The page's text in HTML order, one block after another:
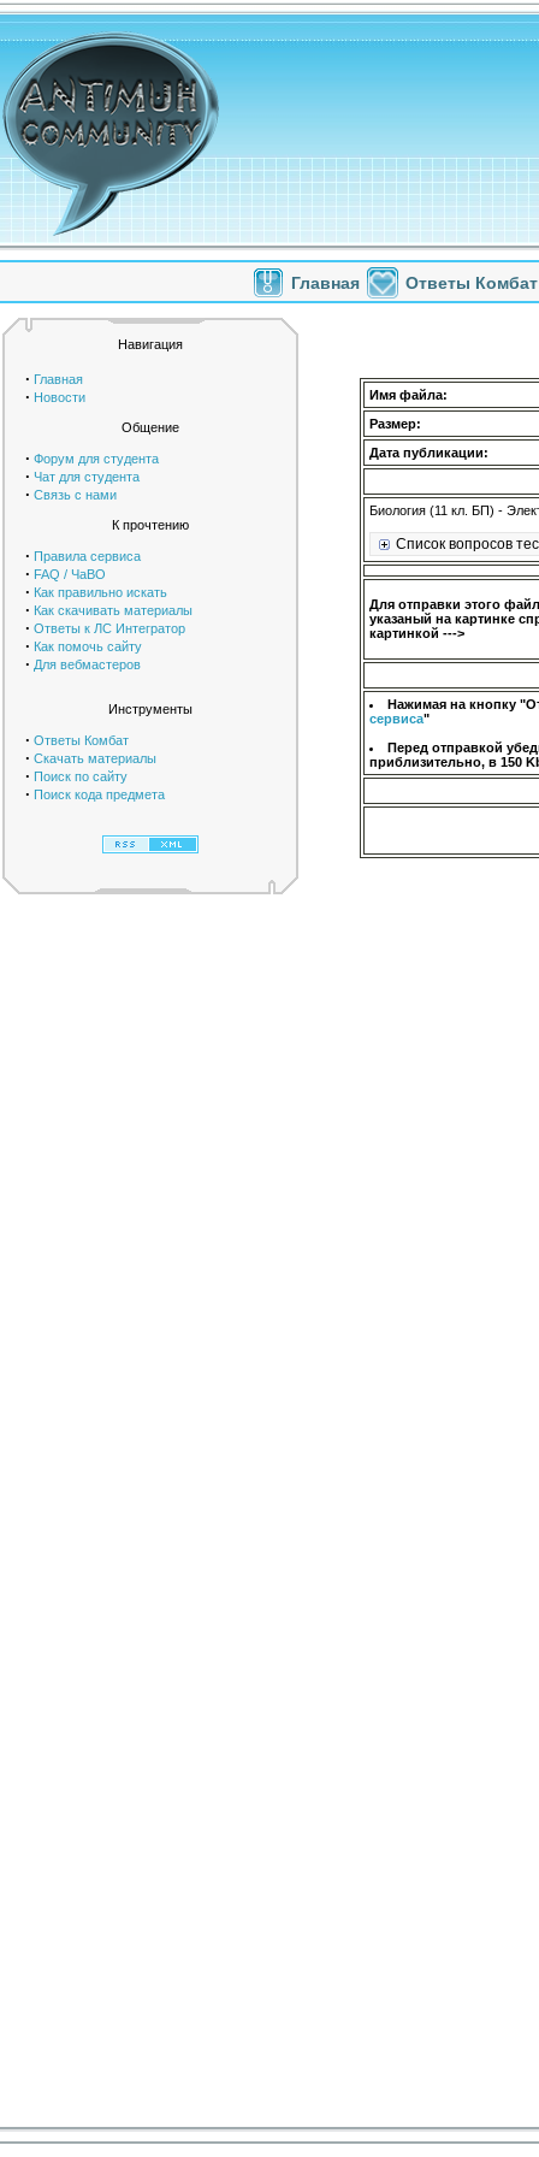
Главная Ответы Комбат
Навигация
· Главная
· Новости
Общение
· Форум для студента
· Чат для студента
· Связь с нами
К прочтению
· Правила сервиса
· FAQ / ЧаВО
· Как правильно искать
· Как скачивать материалы
· Ответы к ЛС Интегратор
· Как помочь сайту
· Для вебмастеров
Инструменты
· Ответы Комбат
· Скачать материалы
· Поиск по сайту
· Поиск кода предмета
Имя файла:
Размер:
Дата публикации:
Биология (11 кл. БП) -
Список вопросов
Для отправки этого
указаный на картинке
картинкой --->
Нажимая на кнопку
сервиса"
Перед отправкой
приблизительно, в 150